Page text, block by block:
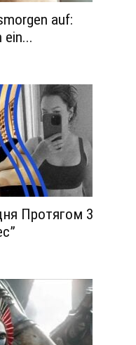
auf:
ein...
Протягом 3